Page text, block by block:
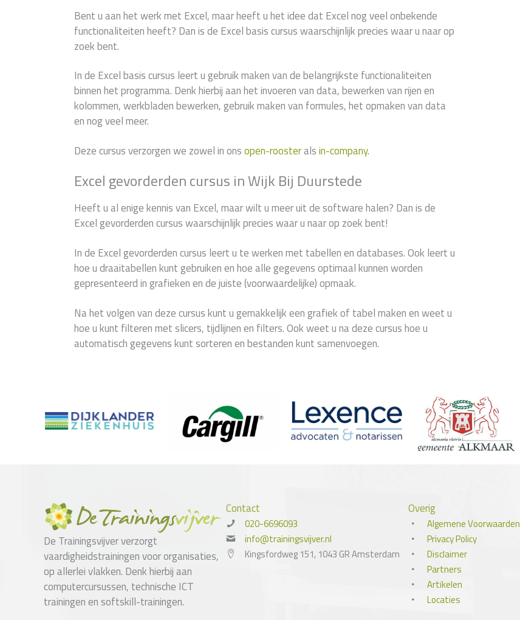
Bent u aan het werk met Excel, maar heeft u het idee dat Excel nog veel onbekende
functionaliteiten heeft? Dan is de Excel basis cursus waarschijnlijk precies waar u naar op
zoek bent.
In de Excel basis cursus leert u gebruik maken van de belangrijkste functionaliteiten
binnen het programma. Denk hierbij aan het invoeren van data, bewerken van rijen en
kolommen, werkbladen bewerken, gebruik maken van formules, het opmaken van data
en nog veel meer.
Deze cursus verzorgen we zowel in onsopen-roosteralsin-company.
Excel gevorderden cursus in Wijk Bij Duurstede
Heeft u al enige kennis van Excel, maar wilt u meer uit de software halen? Dan is de
Excel gevorderden cursus waarschijnlijk precies waar u naar op zoek bent!
In de Excel gevorderden cursus leert u te werken met tabellen en databases. Ook leert u
hoe u draaitabellen kunt gebruiken en hoe alle gegevens optimaal kunnen worden
gepresenteerd in grafieken en de juiste (voorwaardelijke) opmaak.
Na het volgen van deze cursus kunt u gemakkelijk een grafiek of tabel maken en weet u
hoe u kunt filteren met slicers, tijdlijnen en filters. Ook weet u na deze cursus hoe u
automatisch gegevens kunt sorteren en bestanden kunt samenvoegen.
De Trainingsvijver verzorgt
vaardigheidstrainingen voor organisaties,
op allerlei vlakken. Denk hierbij aan
computercursussen, technische ICT
trainingen en softskill-trainingen.
Contact
020-6696093
info@trainingsvijver.nl
Kingsfordweg 151, 1043 GR Amsterdam
Overig
Algemene Voorwaarden
Privacy Policy
Disclaimer
Partners
Artikelen
Locaties